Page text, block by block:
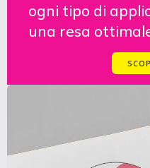
ogni tipo di
una resa